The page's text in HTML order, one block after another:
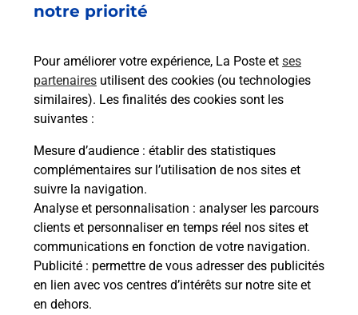
notre priorité
Pour améliorer votre expérience, La Poste et ses
partenaires utilisent des cookies (ou technologies
similaires). Les finalités des cookies sont les
suivantes :
Mesure d’audience : établir des statistiques
complémentaires sur l’utilisation de nos sites et
suivre la navigation.
Analyse et personnalisation : analyser les parcours
clients et personnaliser en temps réel nos sites et
communications en fonction de votre navigation.
Publicité : permettre de vous adresser des publicités
en lien avec vos centres d’intérêts sur notre site et
en dehors.
Malin !
La Poste
en ligne
Ouvert 24h/24
En savoir plus
Recherchez un autre point de contact